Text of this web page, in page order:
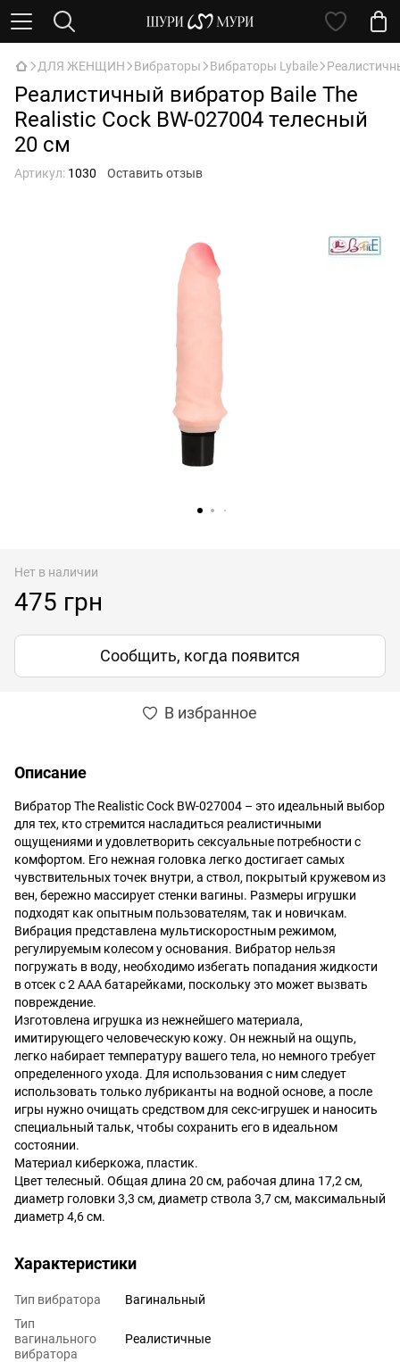
ДЛЯ ЖЕНЩИН Вибраторы Вибраторы Lybaile
Реалистичный вибратор Baile The
Realistic Cock BW-027004 телесный
20 см
Артикул: 1030 Оставить отзыв
Нет в наличии
475 грн
Сообщить, когда появится
В избранное
Описание
Вибратор The Realistic Cock BW-027004 – это идеальный выбор
для тех, кто стремится насладиться реалистичными
ощущениями и удовлетворить сексуальные потребности с
комфортом. Его нежная головка легко достигает самых
чувствительных точек внутри, а ствол, покрытый кружевом из
вен, бережно массирует стенки вагины. Размеры игрушки
подходят как опытным пользователям, так и новичкам.
Вибрация представлена мультискоростным режимом,
регулируемым колесом у основания. Вибратор нельзя
погружать в воду, необходимо избегать попадания жидкости
в отсек с 2 ААА батарейками, поскольку это может вызвать
повреждение.
Изготовлена игрушка из нежнейшего материала,
имитирующего человеческую кожу. Он нежный на ощупь,
легко набирает температуру вашего тела, но немного требует
определенного ухода. Для использования с ним следует
использовать только лубриканты на водной основе, а после
игры нужно очищать средством для секс-игрушек и наносить
специальный тальк, чтобы сохранить его в идеальном
состоянии.
Материал киберкожа, пластик.
Цвет телесный. Общая длина 20 см, рабочая длина 17,2 см,
диаметр головки 3,3 см, диаметр ствола 3,7 см, максимальный
диаметр 4,6 см.
Характеристики
Тип вибратора
Вагинальный
Тип
вагинального
вибратора
Реалистичные